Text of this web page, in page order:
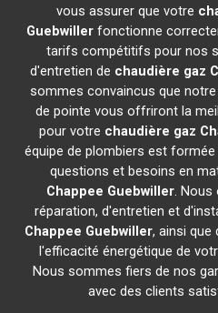
vous assurer que votre
Guebwillerfonctionne
tarifs compétitifs pour nos
d'entretien de chaudière gaz
sommes convaincus que
de pointe vous offriront la
pour votre chaudière gaz
équipe de plombiers est
questions et besoins en
Chappee Guebwiller. Nous
réparation, d'entretien et
Chappee Guebwiller, ainsi que
l'efficacité énergétique de
Nous sommes fiers de nos
avec des clients